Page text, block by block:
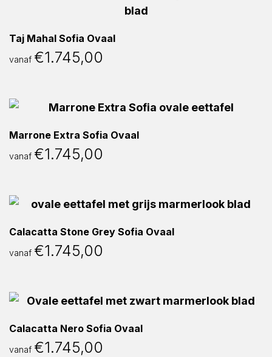
Taj Mahal Sofia Ovaal
vanaf €1.745,00
Marrone Extra Sofia Ovaal
vanaf €1.745,00
Calacatta Stone Grey Sofia Ovaal
vanaf €1.745,00
Calacatta Nero Sofia Ovaal
vanaf €1.745,00